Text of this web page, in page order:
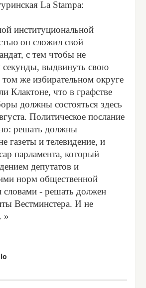
La Stampa:
институциональной
он сложил свой
с тем чтобы не
секунды, выдвинуть свою
том же избирательном округе
Клактоне, что в графстве
должны состояться здесь
Политическое послание
решать должны
газеты и телевидение, и
парламента, который
депутатов и
норм общественной
- решать должен
Вестминстера. И не
»